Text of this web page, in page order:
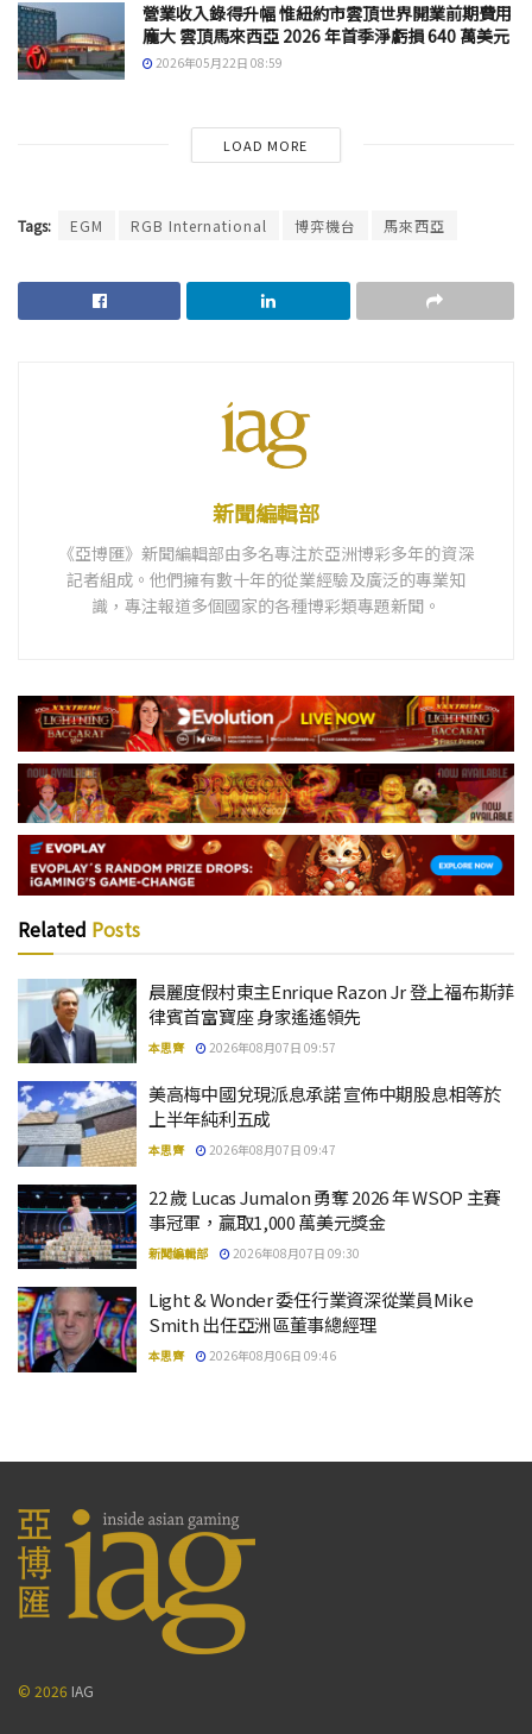
營業收入錄得升幅 惟紐約市雲頂世界開業前期費用
龐大 雲頂馬來西亞 2026 年首季淨虧損 640 萬美元
2026年05月22日 08:59
LOAD MORE
Tags: EGM RGB International 博弈機台 馬來西亞
新聞編輯部
《亞博匯》新聞編輯部由多名專注於亞洲博彩多年的資深
記者組成。他們擁有數十年的從業經驗及廣泛的專業知
識，專注報道多個國家的各種博彩類專題新聞。
Related Posts
晨麗度假村東主Enrique Razon Jr 登上福布斯菲
律賓首富寶座 身家遙遙領先
本思齊 2026年08月07日 09:57
美高梅中國兌現派息承諾 宣佈中期股息相等於
上半年純利五成
本思齊 2026年08月07日 09:47
22 歲 Lucas Jumalon 勇奪 2026 年 WSOP 主賽
事冠軍，贏取1,000 萬美元獎金
新聞編輯部 2026年08月07日 09:30
Light & Wonder 委任行業資深從業員Mike
Smith 出任亞洲區董事總經理
本思齊 2026年08月06日 09:46
© 2026 IAG